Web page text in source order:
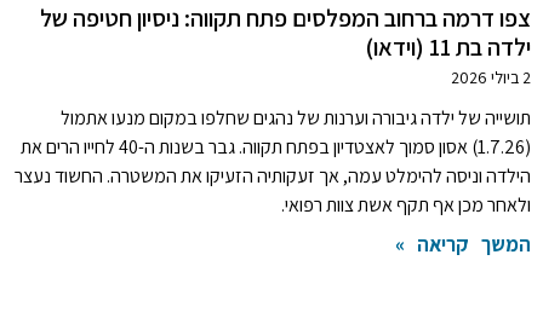
צפו דרמה ברחוב המפלסים פתח תקווה: ניסיון חטיפה של
ילדה בת 11 (וידאו)
2 ביולי 2026
תושייה של ילדה גיבורה וערנות של נהגים שחלפו במקום מנעו אתמול
(1.7.26) אסון סמוך לאצטדיון בפתח תקווה. גבר בשנות ה-40 לחייו הרים את
הילדה וניסה להימלט עמה, אך זעקותיה הזעיקו את המשטרה. החשוד נעצר
ולאחר מכן אף תקף אשת צוות רפואי.
המשך קריאה »